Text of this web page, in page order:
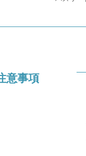
意事項